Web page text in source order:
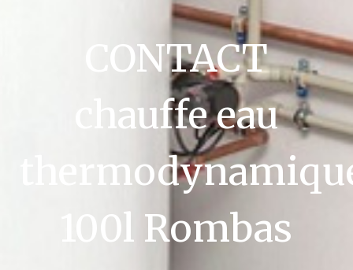
CONTACT
chauffe eau
100l Rombas